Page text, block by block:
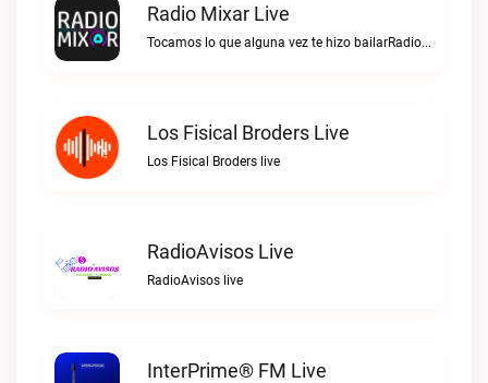
Radio Mixar Live
Tocamos lo que alguna vez te hizo bailarRadio Mixar live
Los Fisical Broders Live
Los Fisical Broders live
RadioAvisos Live
RadioAvisos live
InterPrime® FM Live